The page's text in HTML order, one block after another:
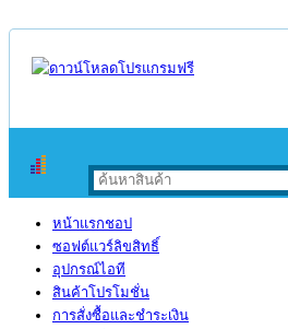
หน้าแรกชอป
ซอฟต์แวร์ลิขสิทธิ์
อุปกรณ์ไอที
สินค้าโปรโมชั่น
การสั่งซื้อและชำระเงิน